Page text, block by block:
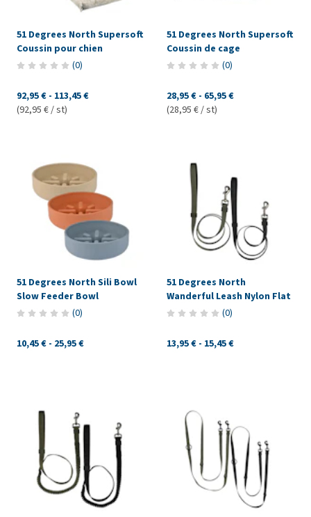
51 Degrees North Supersoft
Coussin pour chien
(0)
92,95 € - 113,45 €
(92,95 € / st)
51 Degrees North Supersoft
Coussin de cage
(0)
28,95 € - 65,95 €
(28,95 € / st)
51 Degrees North Sili Bowl
Slow Feeder Bowl
(0)
10,45 € - 25,95 €
51 Degrees North
Wanderful Leash Nylon Flat
(0)
13,95 € - 15,45 €